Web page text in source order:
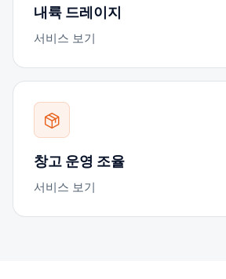
내륙 드레이지
서비스 보기
창고 운영 조율
서비스 보기